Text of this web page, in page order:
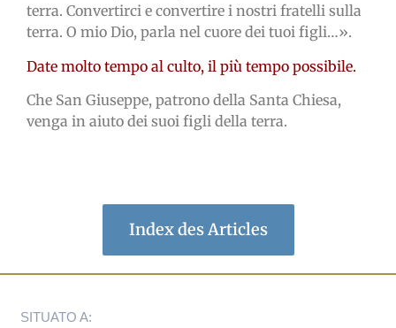
terra. Convertirci e convertire i nostri fratelli sulla
terra. O mio Dio, parla nel cuore dei tuoi figli…».
Date molto tempo al culto, il più tempo possibile.
Che San Giuseppe, patrono della Santa Chiesa,
venga in aiuto dei suoi figli della terra.
Index des Articles
SITUATO A: